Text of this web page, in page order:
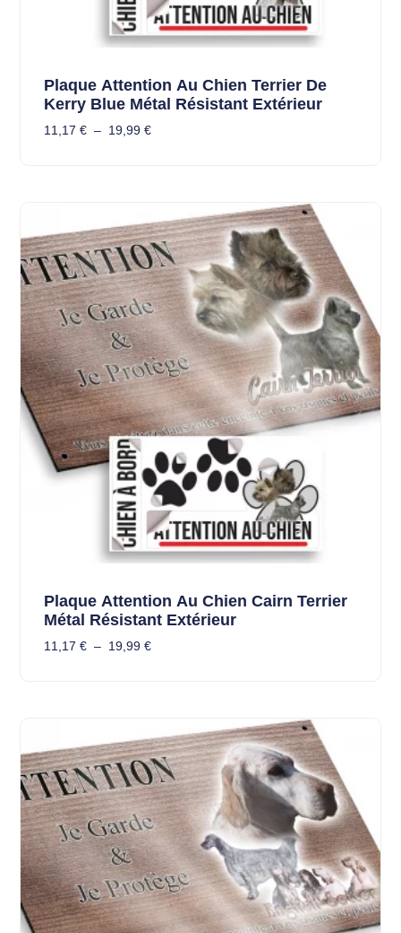
Plaque Attention Au Chien Terrier De
Kerry Blue Métal Résistant Extérieur
11,17 € – 19,99 €
Plaque Attention Au Chien Cairn Terrier
Métal Résistant Extérieur
11,17 € – 19,99 €